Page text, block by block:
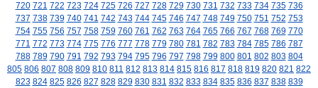
720 721 722 723 724 725 726 727 728 729 730 731 732 733 734 735 736
737 738 739 740 741 742 743 744 745 746 747 748 749 750 751 752 753
754 755 756 757 758 759 760 761 762 763 764 765 766 767 768 769 770
771 772 773 774 775 776 777 778 779 780 781 782 783 784 785 786 787
788 789 790 791 792 793 794 795 796 797 798 799 800 801 802 803 804
805 806 807 808 809 810 811 812 813 814 815 816 817 818 819 820 821 822
823 824 825 826 827 828 829 830 831 832 833 834 835 836 837 838 839